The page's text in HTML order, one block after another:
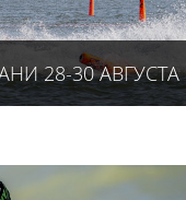
28-30 АВГУСТА